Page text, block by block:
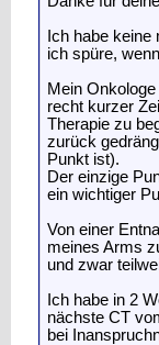
Ich habe
ich spüre,
Mein
recht kurzer
Therapie zu
zurück
Punkt ist).
Der einzige
ein wichtiger
Von einer
meines Arms
und zwar
Ich habe in 2
nächste CT
bei